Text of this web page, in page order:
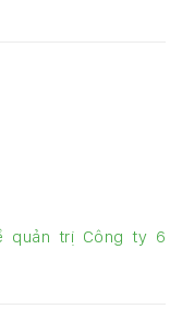
quản trị Công ty 6